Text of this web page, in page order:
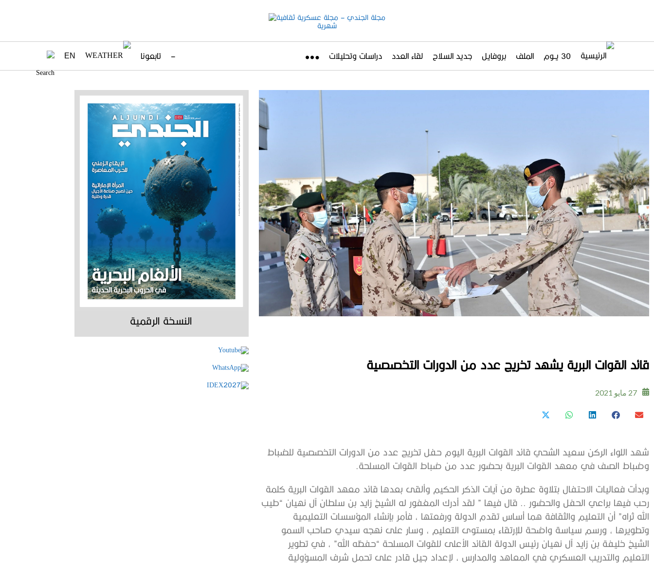
30 يــوم الملف بروفايل جديد السلاح لقاء العدد دراسات وتحليلات – تابعونا EN
قائد القوات البرية يشهد تخريج عدد من الدورات التخصصية
27 مايو 2021
شهد اللواء الركن سعيد الشحي قائد القوات البرية اليوم حفل تخريج عدد من الدورات التخصصية للضباط
وضباط الصف في معهد القوات البرية بحضور عدد من ضباط القوات المسلحة.
وبدأت فعاليات الاحتفال بتلاوة عطرة من آيات الذكر الحكيم وألقى بعدها قائد معهد القوات البرية كلمة
رحب فيها براعي الحفل والحضور .. قال فيها ” لقد أدرك المغفور له الشيخ زايد بن سلطان آل نهيان “طيب
الله ثراه” أن التعليم والثقافة هما أساس تقدم الدولة ورفعتها ، فأمر بإنشاء المؤسسات التعليمية
وتطويرها ، ورسم سياسة واضحة للإرتقاء بمستوى التعليم ، وسار على نهجه سيدي صاحب السمو
الشيخ خليفة بن زايد آل نهيان رئيس الدولة القائد الأعلى للقوات المسلحة “حفظه الله” ، في تطوير
التعليم والتدريب العسكري في المعاهد والمدارس ، لإعداد جيل قادر على تحمل شرف المسؤولية
النسخة الرقمية